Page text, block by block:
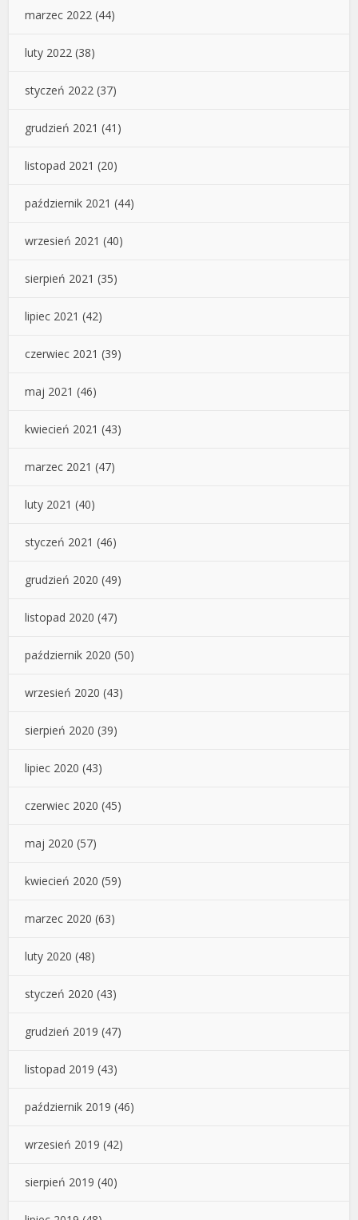
marzec 2022 (44)
luty 2022 (38)
styczeń 2022 (37)
grudzień 2021 (41)
listopad 2021 (20)
październik 2021 (44)
wrzesień 2021 (40)
sierpień 2021 (35)
lipiec 2021 (42)
czerwiec 2021 (39)
maj 2021 (46)
kwiecień 2021 (43)
marzec 2021 (47)
luty 2021 (40)
styczeń 2021 (46)
grudzień 2020 (49)
listopad 2020 (47)
październik 2020 (50)
wrzesień 2020 (43)
sierpień 2020 (39)
lipiec 2020 (43)
czerwiec 2020 (45)
maj 2020 (57)
kwiecień 2020 (59)
marzec 2020 (63)
luty 2020 (48)
styczeń 2020 (43)
grudzień 2019 (47)
listopad 2019 (43)
październik 2019 (46)
wrzesień 2019 (42)
sierpień 2019 (40)